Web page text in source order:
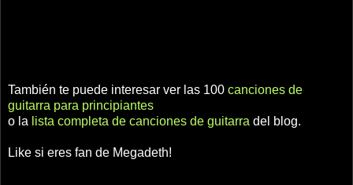
También te puede interesar ver las 100 canciones de
guitarra para principiantes
o la lista completa de canciones de guitarra del blog.
Like si eres fan de Megadeth!